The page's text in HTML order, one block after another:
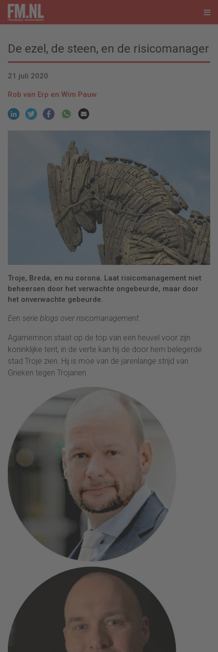
De ezel, de steen, en de risicomanager
21 juli 2020
Rob van Erp en Wim Pauw
Troje, Breda, en nu corona. Laat risicomanagement niet
beheersen door het verwachte ongebeurde, maar door
het onverwachte gebeurde.
Een serie blogs over risicomanagement.
Agamemnon staat op de top van een heuvel voor zijn
koninklijke tent, in de verte kan hij de door hem belegerde
stad Troje zien. Hij is moe van de jarenlange strijd van
Grieken tegen Trojanen.